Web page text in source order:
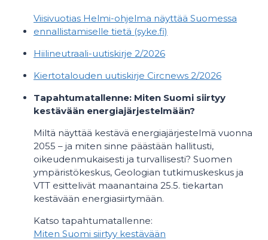
Viisivuotias Helmi-ohjelma näyttää Suomessa
ennallistamiselle tietä (syke.fi)
Hiilineutraali-uutiskirje 2/2026
Kiertotalouden uutiskirje Circnews 2/2026
Tapahtumatallenne: Miten Suomi siirtyy
kestävään energiajärjestelmään?
Miltä näyttää kestävä energiajärjestelmä vuonna
2055 – ja miten sinne päästään hallitusti,
oikeudenmukaisesti ja turvallisesti? Suomen
ympäristökeskus, Geologian tutkimuskeskus ja
VTT esittelivät maanantaina 25.5. tiekartan
kestävään energiasiirtymään.
Katso tapahtumatallenne:
Miten Suomi siirtyy kestävään